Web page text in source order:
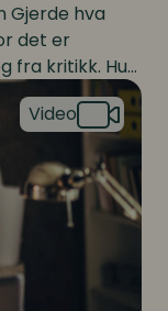
Gjerde hva
det er
fra kritikk. Hun
vi kan skape
mer i tråd med
og